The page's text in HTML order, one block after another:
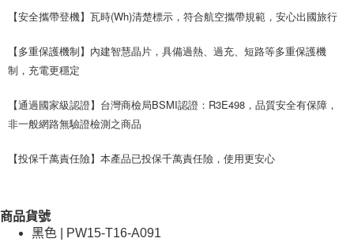
【安全攜帶登機】瓦時(Wh)清楚標示，符合航空攜帶規範，安心出國旅行
【多重保護機制】內建智慧晶片，具備過熱、過充、短路等多重保護機
制，充電更穩定
【通過國家級認證】台灣商檢局BSMI認證：R3E498，品質安全有保障，
非一般網路無驗證檢測之商品
【投保千萬責任險】本產品已投保千萬責任險，使用更安心
商品貨號
黑色 | PW15-T16-A091